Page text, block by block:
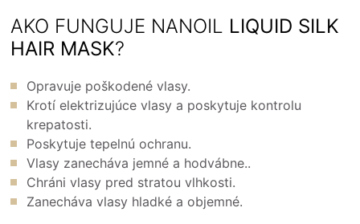
AKO FUNGUJE NANOIL LIQUID SILK
HAIR MASK?
Opravuje poškodené vlasy.
Krotí elektrizujúce vlasy a poskytuje kontrolu
krepatosti.
Poskytuje tepelnú ochranu.
Vlasy zanecháva jemné a hodvábne..
Chráni vlasy pred stratou vlhkosti.
Zanecháva vlasy hladké a objemné.